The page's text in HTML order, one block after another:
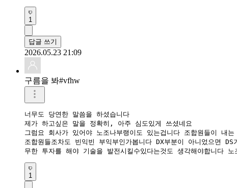
1
답글 쓰기
2026.05.23 21:09
구름을 봐#vfhw
너무도 당연한 말씀을 하셨습니다
제가 하고싶은 말을 정확히, 아주 심도있게 쓰셨네요
그럼요 회사가 있어야 노조나부랭이도 있는겁니다 조합원들이 내
조합원들조차도 빈익빈 부익부인가봅니다 DX부분이 아니었으면
무한 투자를 해야 기술을 발전시킬수있다는것도 생각해야합니다
1